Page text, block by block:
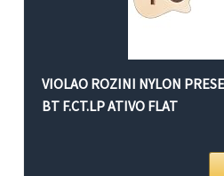
VIOLAO ROZINI NYLON
BT F.CT.LP ATIVO FLAT